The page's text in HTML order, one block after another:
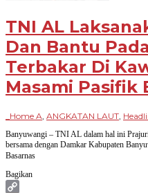
TNI AL
Dan Bantu
Terbakar Di
Masami Pasifik
_Home A, ANGKATAN LAUT,
Banyuwangi – TNI AL dalam hal ini
bersama dengan Damkar Kabupaten
Basarnas
Bagikan